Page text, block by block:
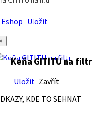
Uložit
Keňa GITITU na filtr
Uložit Zavřít
KDE TO SEHNAT